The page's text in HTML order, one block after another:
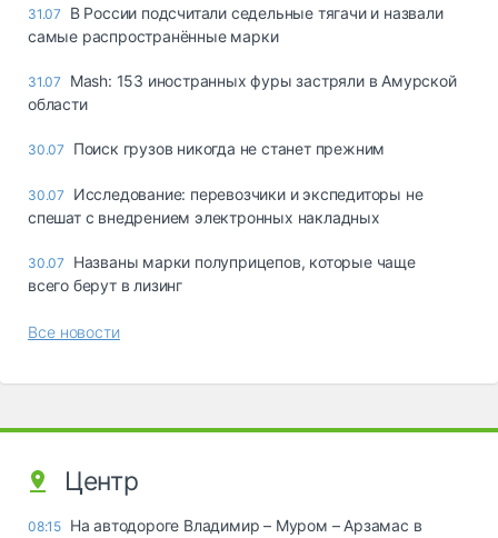
31.07
В России подсчитали седельные тягачи и назвали
самые распространённые марки
31.07
Mash: 153 иностранных фуры застряли в Амурской
области
30.07 Поиск грузов никогда не станет прежним
30.07
Исследование: перевозчики и экспедиторы не
спешат с внедрением электронных накладных
30.07
Названы марки полуприцепов, которые чаще
всего берут в лизинг
Все новости
Центр
08:15 На автодороге Владимир – Муром – Арзамас в